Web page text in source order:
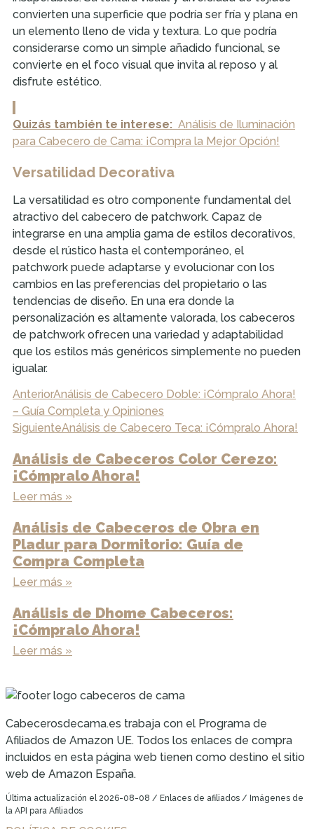
convierten una superficie que podría ser fría y plana en
un elemento lleno de vida y textura. Lo que podría
considerarse como un simple añadido funcional, se
convierte en el foco visual que invita al reposo y al
disfrute estético.
Quizás también te interese: Análisis de Iluminación
para Cabecero de Cama: ¡Compra la Mejor Opción!
Versatilidad Decorativa
La versatilidad es otro componente fundamental del
atractivo del cabecero de patchwork. Capaz de
integrarse en una amplia gama de estilos decorativos,
desde el rústico hasta el contemporáneo, el
patchwork puede adaptarse y evolucionar con los
cambios en las preferencias del propietario o las
tendencias de diseño. En una era donde la
personalización es altamente valorada, los cabeceros
de patchwork ofrecen una variedad y adaptabilidad
que los estilos más genéricos simplemente no pueden
igualar.
AnteriorAnálisis de Cabecero Doble: ¡Cómpralo Ahora!
– Guía Completa y Opiniones
SiguienteAnálisis de Cabecero Teca: ¡Cómpralo Ahora!
Análisis de Cabeceros Color Cerezo:
¡Cómpralo Ahora!
Leer más »
Análisis de Cabeceros de Obra en
Pladur para Dormitorio: Guía de
Compra Completa
Leer más »
Análisis de Dhome Cabeceros:
¡Cómpralo Ahora!
Leer más »
Cabecerosdecama.es trabaja con el Programa de
Afiliados de Amazon UE. Todos los enlaces de compra
incluidos en esta página web tienen como destino el sitio
web de Amazon España.
Última actualización el 2026-08-08 / Enlaces de afiliados / Imágenes de
la API para Afiliados